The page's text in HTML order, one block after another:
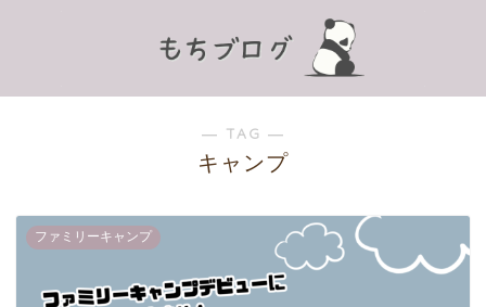
― TAG ―
キャンプ
ファミリーキャンプ